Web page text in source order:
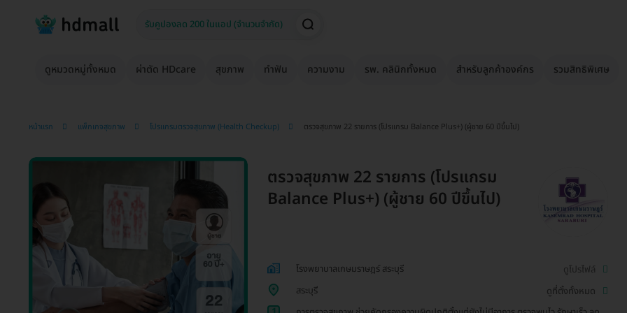
ดูหมวดหมู่ทั้งหมด ผ่าตัด HDcare สุขภาพ ทำฟัน ความงาม รพ. คลินิกทั้งหมด สำหรับลูกค้าองค์กร รวมสิทธิพิเศษ
หน้าแรก แพ็กเกจสุขภาพ โปรแกรมตรวจสุขภาพ (Health Checkup) ตรวจสุขภาพ 22 รายการ (โปรแกรม Balance Plus+) (ผู้ชาย 60 ปีขึ้นไป)
ตรวจสุขภาพ 22 รายการ (โปรแกรม
Balance Plus+) (ผู้ชาย 60 ปีขึ้นไป)
โรงพยาบาลเกษมราษฎร์ สระบุรี
ดูโปรไฟล์
สระบุรี
ดูที่ตั้งทั้งหมด